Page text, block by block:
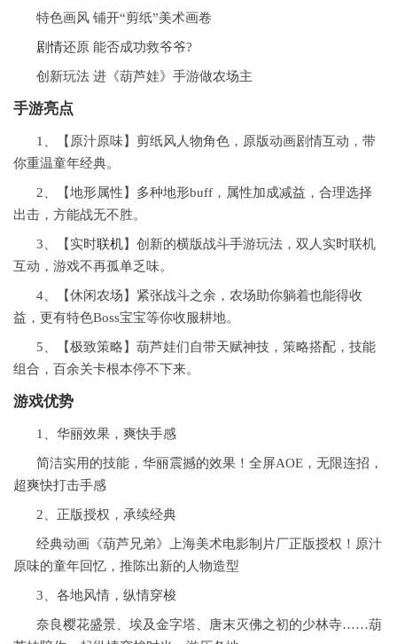
特色画风 铺开“剪纸”美术画卷
剧情还原 能否成功救爷爷?
创新玩法 进《葫芦娃》手游做农场主
手游亮点
1、【原汁原味】剪纸风人物角色，原版动画剧情互动，带
你重温童年经典。
2、【地形属性】多种地形buff，属性加成减益，合理选择
出击，方能战无不胜。
3、【实时联机】创新的横版战斗手游玩法，双人实时联机
互动，游戏不再孤单乏味。
4、【休闲农场】紧张战斗之余，农场助你躺着也能得收
益，更有特色Boss宝宝等你收服耕地。
5、【极致策略】葫芦娃们自带天赋神技，策略搭配，技能
组合，百余关卡根本停不下来。
游戏优势
1、华丽效果，爽快手感
简洁实用的技能，华丽震撼的效果！全屏AOE，无限连招，
超爽快打击手感
2、正版授权，承续经典
经典动画《葫芦兄弟》上海美术电影制片厂正版授权！原汁
原味的童年回忆，推陈出新的人物造型
3、各地风情，纵情穿梭
奈良樱花盛景、埃及金字塔、唐末灭佛之初的少林寺……葫